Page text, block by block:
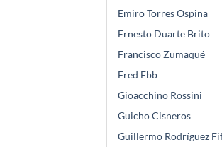
Emiro Torres Ospina
Ernesto Duarte Brito
Francisco Zumaqué
Fred Ebb
Gioacchino Rossini
Guicho Cisneros
Guillermo Rodríguez